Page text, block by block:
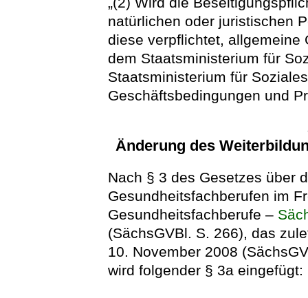
natürlichen oder juristischen
diese verpflichtet, allgemeine
dem Staatsministerium für
Staatsministerium für
Geschäftsbedingungen und
Änderung des
Nach § 3 des Gesetzes über
Gesundheitsfachberufen im
Gesundheitsfachberufe –
(SächsGVBl. S. 266), das
10. November 2008
wird folgender § 3a eingefügt: